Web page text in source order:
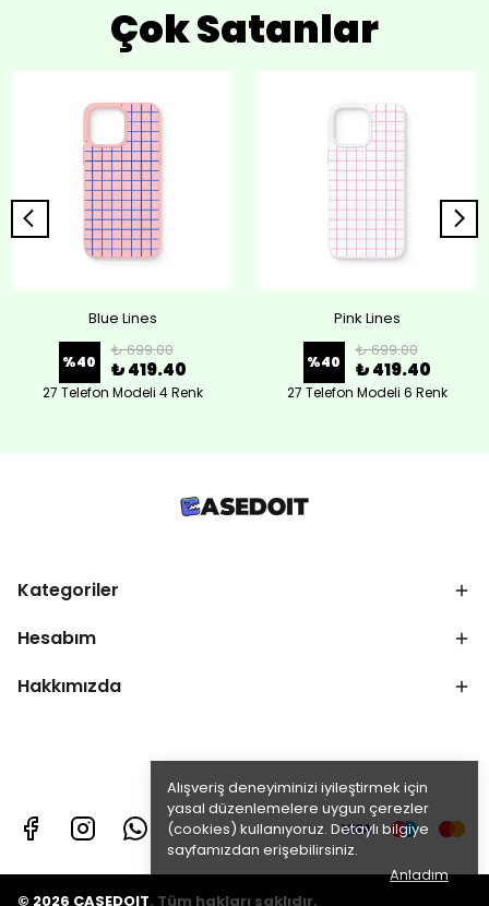
Alışveriş deneyiminizi iyileştirmek için
yasal düzenlemelere uygun çerezler
(cookies) kullanıyoruz. Detaylı bilgiye
sayfamızdan erişebilirsiniz.
Anladım
Çok Satanlar
Blue Lines
%40
₺ 699.00
₺ 419.40
27 Telefon Modeli 4 Renk
Pink Lines
%40
₺ 699.00
₺ 419.40
27 Telefon Modeli 6 Renk
Kategoriler
Hesabım
Hakkımızda
© 2026 CASEDOIT. Tüm hakları saklıdır.